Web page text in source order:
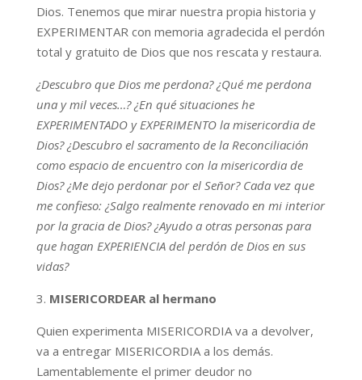
Dios. Tenemos que mirar nuestra propia historia y
EXPERIMENTAR con memoria agradecida el perdón
total y gratuito de Dios que nos rescata y restaura.
¿Descubro que Dios me perdona? ¿Qué me perdona
una y mil veces…? ¿En qué situaciones he
EXPERIMENTADO y EXPERIMENTO la misericordia de
Dios? ¿Descubro el sacramento de la Reconciliación
como espacio de encuentro con la misericordia de
Dios? ¿Me dejo perdonar por el Señor? Cada vez que
me confieso: ¿Salgo realmente renovado en mi interior
por la gracia de Dios? ¿Ayudo a otras personas para
que hagan EXPERIENCIA del perdón de Dios en sus
vidas?
3. MISERICORDEAR al hermano
Quien experimenta MISERICORDIA va a devolver,
va a entregar MISERICORDIA a los demás.
Lamentablemente el primer deudor no